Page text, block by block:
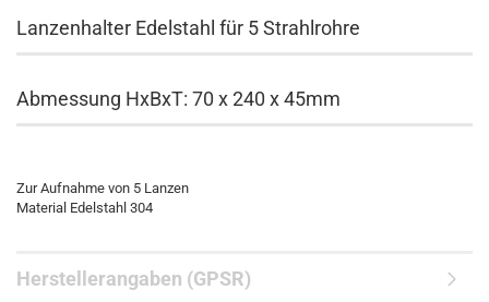
Lanzenhalter Edelstahl für 5 Strahlrohre
Abmessung HxBxT: 70 x 240 x 45mm
Zur Aufnahme von 5 Lanzen
Material Edelstahl 304
Herstellerangaben (GPSR)